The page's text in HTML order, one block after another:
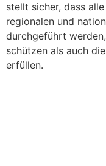
stellt sicher, dass
regionalen und
durchgeführt
schützen als auch
erfüllen.